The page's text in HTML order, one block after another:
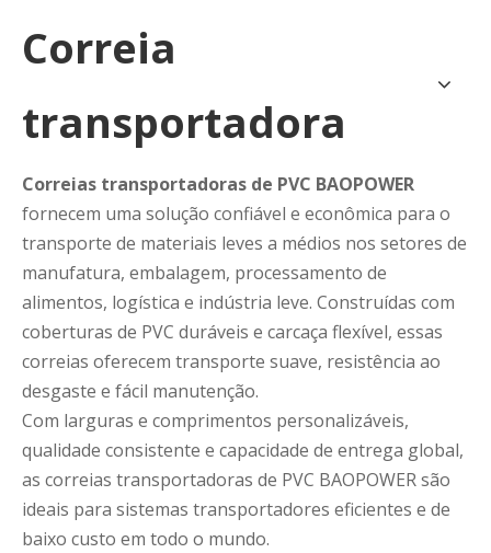
Correia
transportadora
Correias transportadoras de PVC BAOPOWER
fornecem uma solução confiável e econômica para o
transporte de materiais leves a médios nos setores de
manufatura, embalagem, processamento de
alimentos, logística e indústria leve. Construídas com
coberturas de PVC duráveis ​​e carcaça flexível, essas
correias oferecem transporte suave, resistência ao
desgaste e fácil manutenção.
Com larguras e comprimentos personalizáveis,
qualidade consistente e capacidade de entrega global,
as correias transportadoras de PVC BAOPOWER são
ideais para sistemas transportadores eficientes e de
baixo custo em todo o mundo.